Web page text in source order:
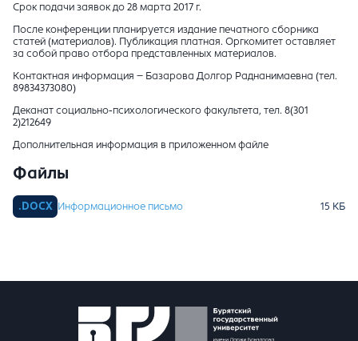
Срок подачи заявок до 28 марта 2017 г.
После конференции планируется издание печатного сборника
статей (материалов). Публикация платная. Оргкомитет оставляет
за собой право отбора представленных материалов.
Контактная информация – Базарова Долгор Раднанимаевна (тел.
89834373080)
Деканат социально-психологического факультета, тел. 8(301
2)212649
Дополнительная информация в приложенном файле
Файлы
Информационное письмо